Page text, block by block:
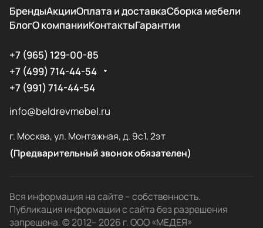
БрендыАкцииОплата и доставкаСборка мебели
БлогО компанииКонтактыГарантии
+7 (965) 129-00-85
+7 (499) 714-44-54
+7 (991) 714-44-54
info@beldrevmebel.ru
г. Москва, ул. Монтажная, д. 9с1, 2эт
(Предварительный звонок обязателен)
Вся информация на сайте – собственность.
Публикация информации с сайта без разрешения
запрещена. © 2012– 2026 г. ООО «МЕДЕЯ»